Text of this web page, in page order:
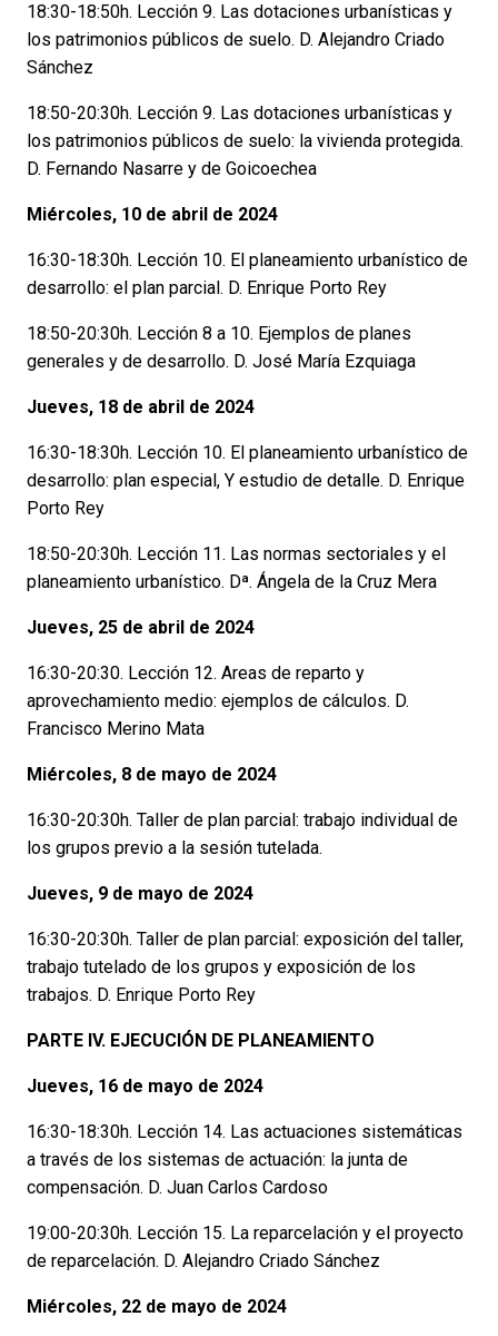
18:30-18:50h. Lección 9. Las dotaciones urbanísticas y
los patrimonios públicos de suelo. D. Alejandro Criado
Sánchez
18:50-20:30h. Lección 9. Las dotaciones urbanísticas y
los patrimonios públicos de suelo: la vivienda protegida.
D. Fernando Nasarre y de Goicoechea
Miércoles, 10 de abril de 2024
16:30-18:30h. Lección 10. El planeamiento urbanístico de
desarrollo: el plan parcial. D. Enrique Porto Rey
18:50-20:30h. Lección 8 a 10. Ejemplos de planes
generales y de desarrollo. D. José María Ezquiaga
Jueves, 18 de abril de 2024
16:30-18:30h. Lección 10. El planeamiento urbanístico de
desarrollo: plan especial, Y estudio de detalle. D. Enrique
Porto Rey
18:50-20:30h. Lección 11. Las normas sectoriales y el
planeamiento urbanístico. Dª. Ángela de la Cruz Mera
Jueves, 25 de abril de 2024
16:30-20:30. Lección 12. Areas de reparto y
aprovechamiento medio: ejemplos de cálculos. D.
Francisco Merino Mata
Miércoles, 8 de mayo de 2024
16:30-20:30h. Taller de plan parcial: trabajo individual de
los grupos previo a la sesión tutelada.
Jueves, 9 de mayo de 2024
16:30-20:30h. Taller de plan parcial: exposición del taller,
trabajo tutelado de los grupos y exposición de los
trabajos. D. Enrique Porto Rey
PARTE IV. EJECUCIÓN DE PLANEAMIENTO
Jueves, 16 de mayo de 2024
16:30-18:30h. Lección 14. Las actuaciones sistemáticas
a través de los sistemas de actuación: la junta de
compensación. D. Juan Carlos Cardoso
19:00-20:30h. Lección 15. La reparcelación y el proyecto
de reparcelación. D. Alejandro Criado Sánchez
Miércoles, 22 de mayo de 2024